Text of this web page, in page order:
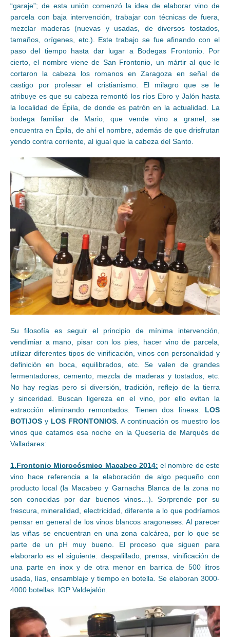
“garaje”; de esta unión comenzó la idea de elaborar vino de
parcela con baja intervención, trabajar con técnicas de fuera,
mezclar maderas (nuevas y usadas, de diversos tostados,
tamaños, orígenes, etc.). Este trabajo se fue afinando con el
paso del tiempo hasta dar lugar a Bodegas Frontonio. Por
cierto, el nombre viene de San Frontonio, un mártir al que le
cortaron la cabeza los romanos en Zaragoza en señal de
castigo por profesar el cristianismo. El milagro que se le
atribuye es que su cabeza remontó los ríos Ebro y Jalón hasta
la localidad de Épila, de donde es patrón en la actualidad. La
bodega familiar de Mario, que vende vino a granel, se
encuentra en Épila, de ahí el nombre, además de que drisfrutan
yendo contra corriente, al igual que la cabeza del Santo.
Su filosofía es seguir el principio de mínima intervención,
vendimiar a mano, pisar con los pies, hacer vino de parcela,
utilizar diferentes tipos de vinificación, vinos con personalidad y
definición en boca, equilibrados, etc. Se valen de grandes
fermentadores, cemento, mezcla de maderas y tostados, etc.
No hay reglas pero sí diversión, tradición, reflejo de la tierra
y sinceridad. Buscan ligereza en el vino, por ello evitan la
extracción eliminando remontados. Tienen dos líneas: LOS
BOTIJOS y LOS FRONTONIOS . A continuación os muestro los
vinos que catamos esa noche en la Quesería de Marqués de
Valladares:
1.Frontonio Microcósmico Macabeo 2014: el nombre de este
vino hace referencia a la elaboración de algo pequeño con
producto local (la Macabeo y Garnacha Blanca de la zona no
son conocidas por dar buenos vinos…). Sorprende por su
frescura, mineralidad, electricidad, diferente a lo que podríamos
pensar en general de los vinos blancos aragoneses. Al parecer
las viñas se encuentran en una zona calcárea, por lo que se
parte de un pH muy bueno. El proceso que siguen para
elaborarlo es el siguiente: despalillado, prensa, vinificación de
una parte en inox y de otra menor en barrica de 500 litros
usada, lías, ensamblaje y tiempo en botella. Se elaboran 3000-
4000 botellas. IGP Valdejalón.